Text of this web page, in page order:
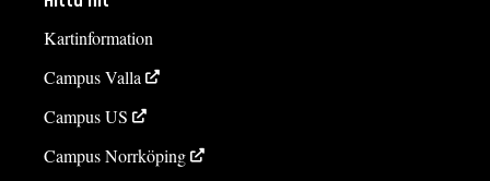
Kartinformation
Campus Valla
Campus US
Campus Norrköping